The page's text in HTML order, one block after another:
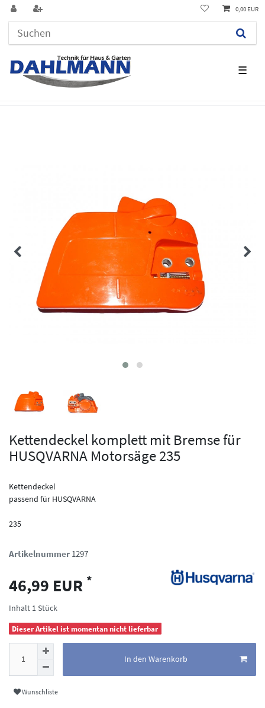
☰
0,00 EUR
Kettendeckel komplett mit Bremse für
HUSQVARNA Motorsäge 235
Kettendeckel
passend für HUSQVARNA
235
Artikelnummer 1297
46,99 EUR *
Inhalt 1 Stück
Dieser Artikel ist momentan nicht lieferbar
In den Warenkorb
Wunschliste